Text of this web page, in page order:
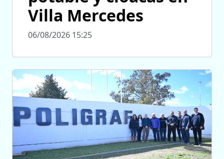
Villa Mercedes
06/08/2026 15:25